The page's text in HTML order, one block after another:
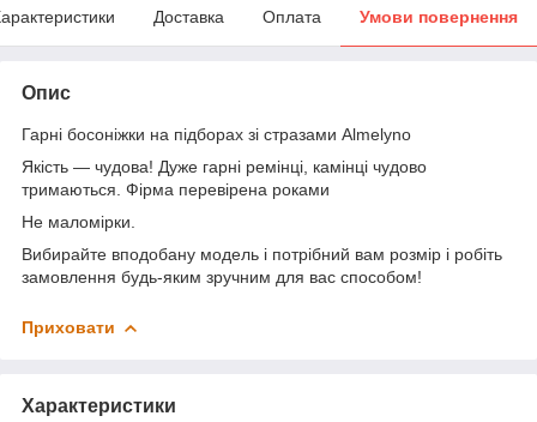
Доставка Оплата Умови повернення
Опис
Гарні босоніжки на підборах зі стразами Almelyno
Якість — чудова! Дуже гарні ремінці, камінці чудово
тримаються. Фірма перевірена роками
Не маломірки.
Вибирайте вподобану модель і потрібний вам розмір і робіть
замовлення будь-яким зручним для вас способом!
Приховати
Характеристики